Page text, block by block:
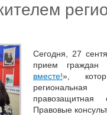
Сегодня, 27
прием
вместе!»,
правозащитная
Правовые